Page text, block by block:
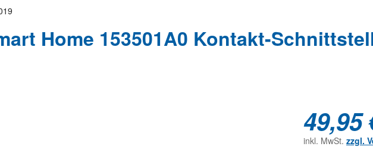
Home 153501A0 Kontakt-
49,95
inkl. MwSt. zzgl.